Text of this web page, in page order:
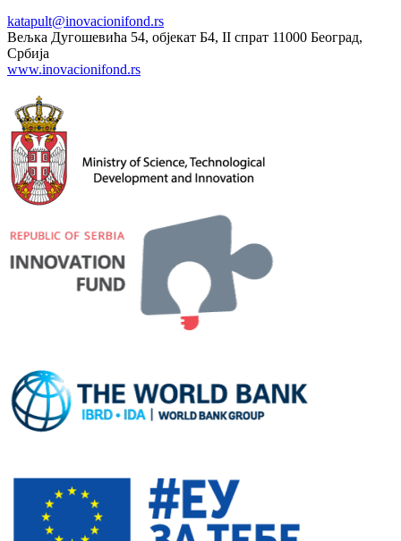
katapult@inovacionifond.rs
Вељка Дугошевића 54, објекат Б4, II спрат 11000 Београд,
Србија
www.inovacionifond.rs